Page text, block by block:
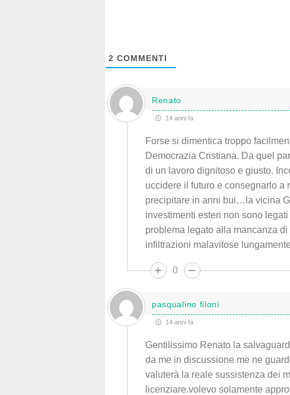
2 COMMENTI
Renato
14 anni fa
Forse si dimentica troppo
Democrazia Cristiana. Da quel
di un lavoro dignitoso e giusto.
uccidere il futuro e consegnarlo
precipitare in anni bui…la vicina
investimenti esteri non sono
problema legato alla mancanza
infiltrazioni malavitose
0
pasqualino filoni
14 anni fa
Gentilissimo Renato la
da me in discussione me ne
valuterà la reale sussistenza dei
licenziare.volevo solamente